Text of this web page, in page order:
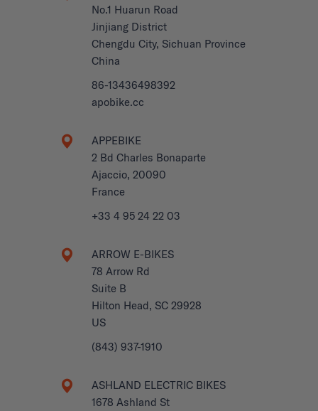
No.1 Huarun Road
Jinjiang District
Chengdu City, Sichuan Province
China
86-13436498392
apobike.cc
APPEBIKE
2 Bd Charles Bonaparte
Ajaccio, 20090
France
+33 4 95 24 22 03
ARROW E-BIKES
78 Arrow Rd
Suite B
Hilton Head, SC 29928
US
(843) 937-1910
ASHLAND ELECTRIC BIKES
1678 Ashland St